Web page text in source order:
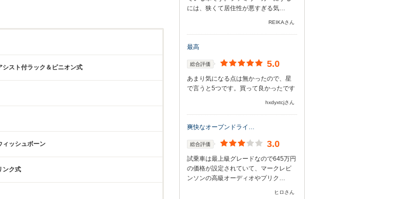
シスト付ラック＆ピニオン式
ィッシュボーン
ンク式
には、狭くて居住性が悪すぎる気…
REIKAさん
最高
総合評価 5.0
あまり気になる点は無かったので、星
で言うと5つです。買って良かったです
hxdyxtcjさん
爽快なオープンドライ…
総合評価 3.0
試乗車は最上級グレードなので645万円
の価格が設定されていて、マークレビ
ンソンの高級オーディオやプリク…
ヒロさん